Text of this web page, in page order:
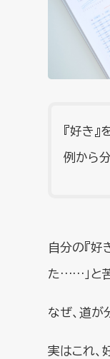
『好き
例から
自分の『好
た……」と
なぜ、道が
実はこれ、